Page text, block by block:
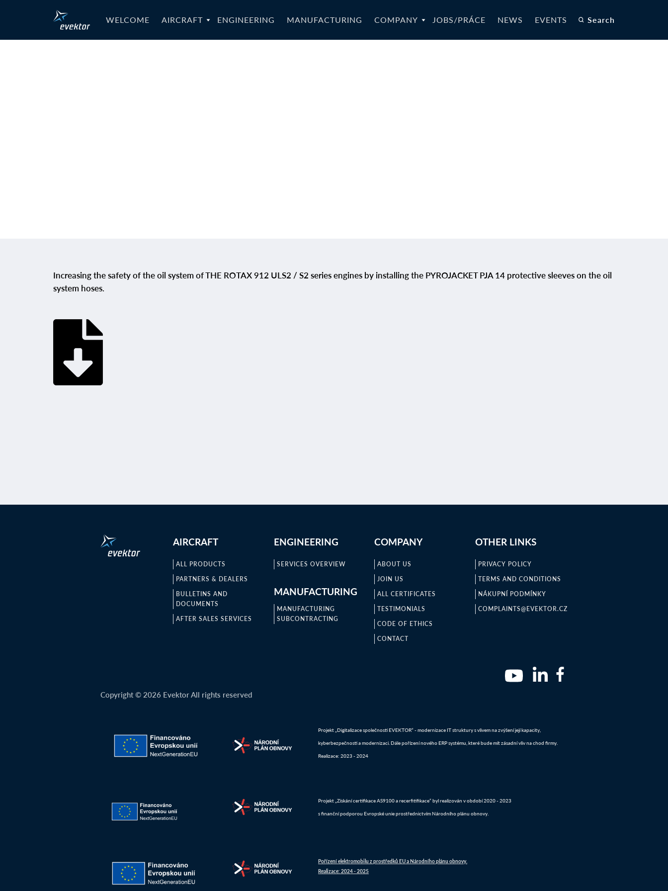
WELCOME AIRCRAFT ENGINEERING MANUFACTURING COMPANY JOBS/PRÁCE NEWS EVENTS Search
Increasing the safety of the oil system of THE ROTAX 912 ULS2 / S2 series engines by installing the PYROJACKET PJA 14 protective sleeves on the oil
system hoses.
AIRCRAFT
ALL PRODUCTS
PARTNERS & DEALERS
BULLETINS AND
DOCUMENTS
AFTER SALES SERVICES
ENGINEERING
SERVICES OVERVIEW
MANUFACTURING
MANUFACTURING
SUBCONTRACTING
COMPANY
ABOUT US
JOIN US
ALL CERTIFICATES
TESTIMONIALS
CODE OF ETHICS
CONTACT
OTHER LINKS
PRIVACY POLICY
TERMS AND CONDITIONS
NÁKUPNÍ PODMÍNKY
COMPLAINTS@EVEKTOR.CZ
Copyright © 2026 Evektor All rights reserved
Projekt „Digitalizace společnosti EVEKTOR“ - modernizace IT struktury s vlivem na zvýšení její kapacity,
kyberbezpečnosti a modernizaci. Dále pořízení nového ERP systému, které bude mít zásadní vliv na chod firmy.
Realizace: 2023 - 2024
Projekt „Získání certifikace AS9100 a recerfitifikace“ byl realizován v období 2020 - 2023
s finanční podporou Evropské unie prostřednictvím Národního plánu obnovy.
Pořízení elektromobilu z prostředků EU a Národního plánu obnovy.
Realizace: 2024 - 2025